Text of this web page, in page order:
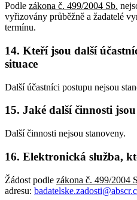
Podle zákona č. 499/2004 Sb.
vyřizovány průběžně a žadatelé
termínu.
14. Kteří jsou další
situace
Další účastníci postupu nejsou
15. Jaké další činnosti
Další činnosti nejsou stanoveny.
16. Elektronická služba,
Žádost podle zákona č. 499/2004
adresu: